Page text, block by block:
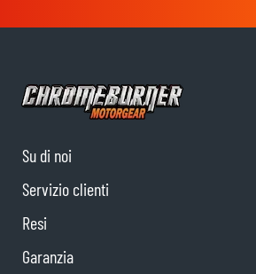
Su di noi
Servizio clienti
Resi
Garanzia